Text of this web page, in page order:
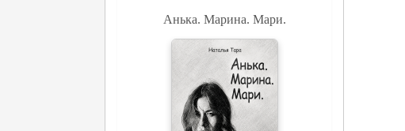
Анька. Марина. Мари.